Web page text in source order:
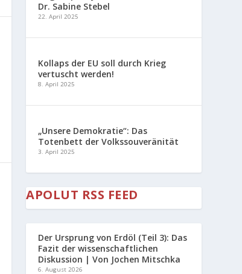
Dr. Sabine Stebel
22. April 2025
Kollaps der EU soll durch Krieg
vertuscht werden!
8. April 2025
„Unsere Demokratie“: Das
Totenbett der Volkssouveränität
3. April 2025
APOLUT RSS FEED
Der Ursprung von Erdöl (Teil 3): Das
Fazit der wissenschaftlichen
Diskussion | Von Jochen Mitschka
6. August 2026